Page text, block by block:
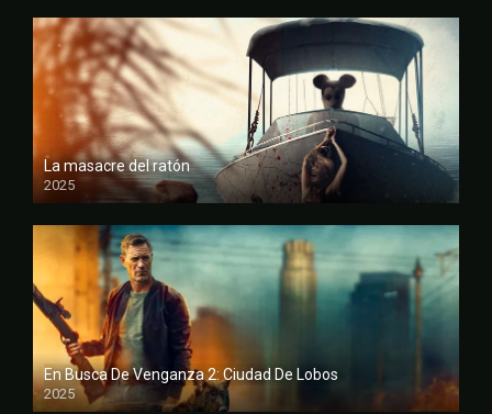
La masacre del ratón
2025
FULL HD
En Busca De Venganza 2: Ciudad De Lobos
2025
FULL HD